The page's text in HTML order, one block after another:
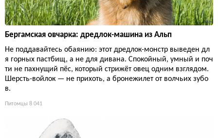
Бергамская овчарка: дредлок-машина из Альп
Не поддавайтесь обаянию: этот дредлок-монстр выведен дл
я горных пастбищ, а не для дивана. Спокойный, умный и поч
ти не пахнущий пёс, который стрижёт овец одним взглядом.
Шерсть-войлок — не прихоть, а бронежилет от волчьих зубо
в.
Питомцы 8 041